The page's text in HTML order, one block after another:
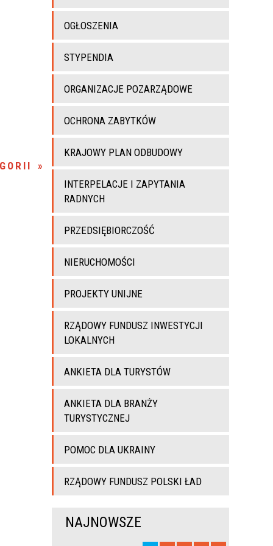
OGŁOSZENIA
STYPENDIA
ORGANIZACJE POZARZĄDOWE
OCHRONA ZABYTKÓW
KRAJOWY PLAN ODBUDOWY
INTERPELACJE I ZAPYTANIA
RADNYCH
PRZEDSIĘBIORCZOŚĆ
NIERUCHOMOŚCI
PROJEKTY UNIJNE
RZĄDOWY FUNDUSZ INWESTYCJI
LOKALNYCH
ANKIETA DLA TURYSTÓW
ANKIETA DLA BRANŻY
TURYSTYCZNEJ
POMOC DLA UKRAINY
RZĄDOWY FUNDUSZ POLSKI ŁAD
NAJNOWSZE